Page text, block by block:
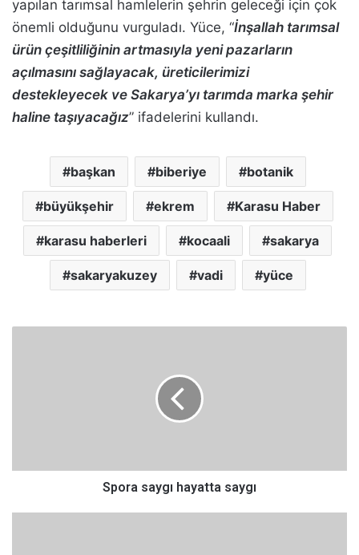
yapılan tarımsal hamlelerin şehrin geleceği için çok
önemli olduğunu vurguladı. Yüce, “İnşallah tarımsal
ürün çeşitliliğinin artmasıyla yeni pazarların
açılmasını sağlayacak, üreticilerimizi
destekleyecek ve Sakarya’yı tarımda marka şehir
haline taşıyacağız” ifadelerini kullandı.
başkan biberiye botanik
büyükşehir ekrem Karasu Haber
karasu haberleri kocaali sakarya
sakaryakuzey vadi yüce
g
Spora saygı hayatta saygı